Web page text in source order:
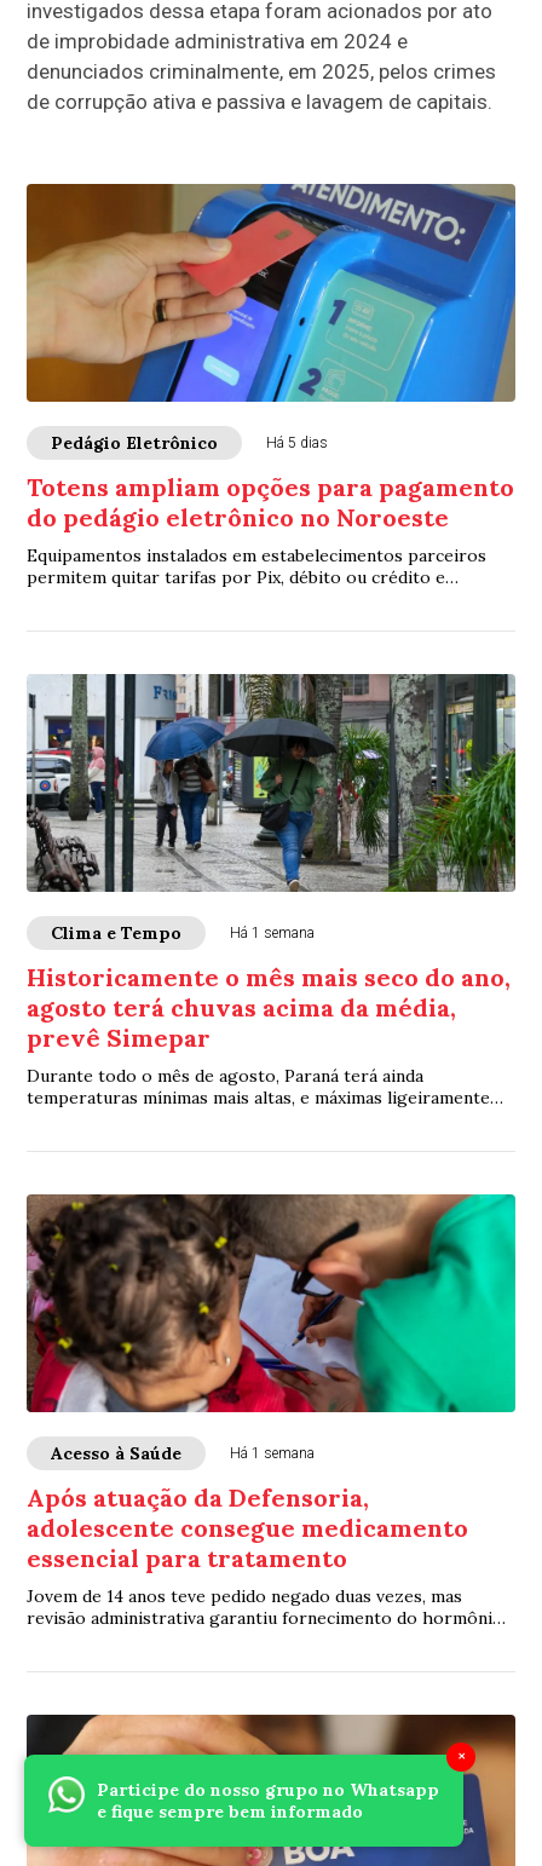
×
Participe do nosso grupo no Whatsapp
e fique sempre bem informado
investigados dessa etapa foram acionados por ato
de improbidade administrativa em 2024 e
denunciados criminalmente, em 2025, pelos crimes
de corrupção ativa e passiva e lavagem de capitais.
Pedágio Eletrônico Há 5 dias
Totens ampliam opções para pagamento
do pedágio eletrônico no Noroeste
Equipamentos instalados em estabelecimentos parceiros
permitem quitar tarifas por Pix, débito ou crédito e
Clima e Tempo Há 1 semana
Historicamente o mês mais seco do ano,
agosto terá chuvas acima da média,
prevê Simepar
Durante todo o mês de agosto, Paraná terá ainda
temperaturas mínimas mais altas, e máximas ligeiramente
Acesso à Saúde Há 1 semana
Após atuação da Defensoria,
adolescente consegue medicamento
essencial para tratamento
Jovem de 14 anos teve pedido negado duas vezes, mas
revisão administrativa garantiu fornecimento do hormônio